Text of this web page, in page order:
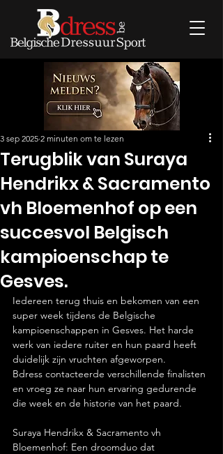
Terugblik van Suraya
Hendrikx & Sacramento
vh Bloemenhof op een
succesvol Belgisch
kampioenschap te
Gesves.
3 sep 2025 2 minuten om te lezen
Iedereen terug thuis en bekomen van een
super week tijdens de Belgische
kampioenschappen in Gesves. Het harde
werk van iedere ruiter en hun paard heeft
duidelijk zijn vruchten afgeworpen.
Bdress contacteerde verschillende finalisten
en vroeg ze naar hun ervaring gedurende
die week en de historie van het paard.
Suraya Hendrikx & Sacramento vh
Bloemenhof: Een droomduo dat